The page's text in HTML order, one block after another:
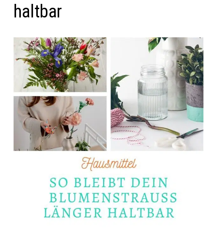
haltbar